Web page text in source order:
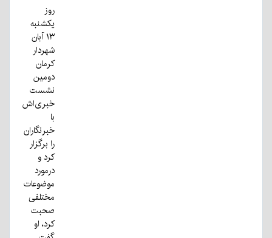
روز
یکشنبه
۱۳ آبان
شهردار
کرمان
دومین
نشست
خبری‌اش
با
خبرنگاران
را برگزار
کرد و
درمورد
موضوعات
مختلفی
صحبت
کرد، او